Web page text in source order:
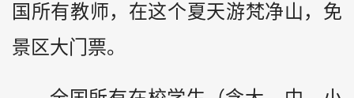
国所有教师，在这个夏天游梵净山，免
景区大门票。